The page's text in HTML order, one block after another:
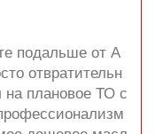
подальше от А
отвратительн
на плановое ТО с